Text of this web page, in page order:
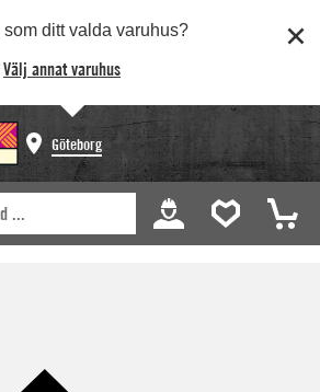
som ditt valda varuhus?
Välj annat varuhus
Göteborg